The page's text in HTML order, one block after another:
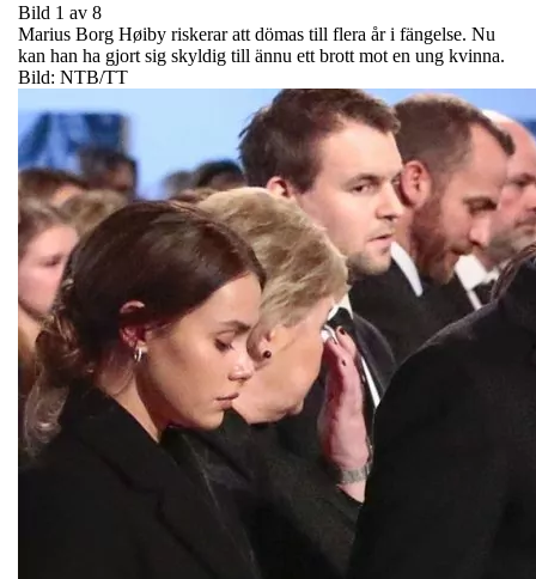
Bild 1 av 8
Marius Borg Høiby riskerar att dömas till flera år i fängelse. Nu
kan han ha gjort sig skyldig till ännu ett brott mot en ung kvinna.
Bild: NTB/TT